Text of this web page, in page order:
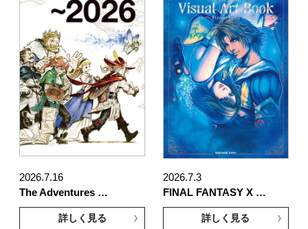
2026.7.16
The Adventures …
詳しく見る
2026.7.3
FINAL FANTASY X …
詳しく見る